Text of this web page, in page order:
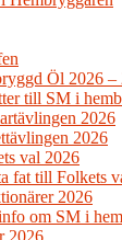
Öl 2026 –
till SM i
2026
2026
val 2026
fat till Folkets
2026
om SM i
2026